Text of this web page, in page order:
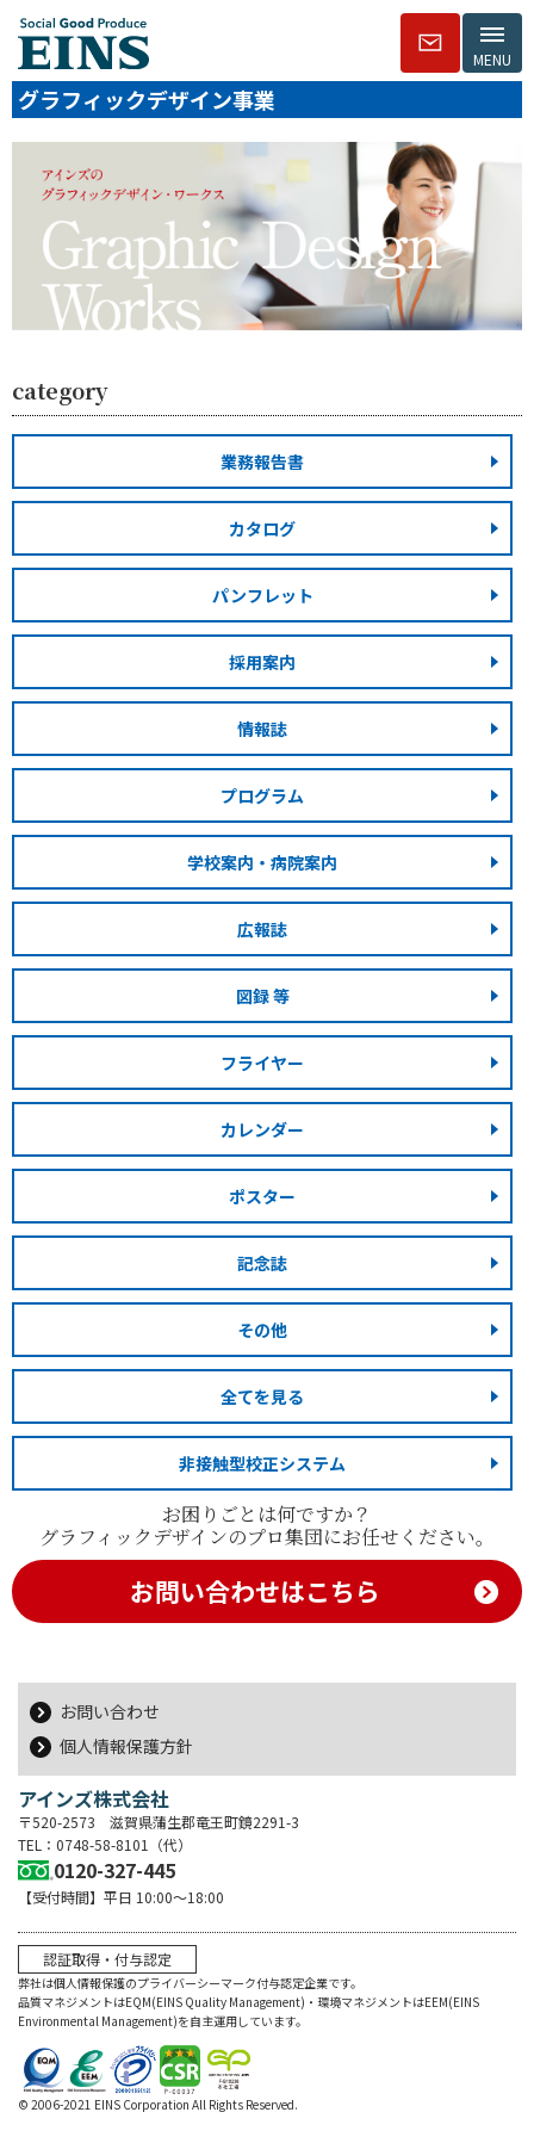
MENU
グラフィックデザイン事業
category
業務報告書
カタログ
パンフレット
採用案内
情報誌
プログラム
学校案内・病院案内
広報誌
図録 等
フライヤー
カレンダー
ポスター
記念誌
その他
全てを見る
非接触型校正システム
お困りごとは何ですか？
グラフィックデザインのプロ集団にお任せください。
お問い合わせはこちら
お問い合わせ
個人情報保護方針
アインズ株式会社
〒520-2573 滋賀県蒲生郡竜王町鏡2291-3
TEL：0748-58-8101（代）
0120-327-445
【受付時間】平日 10:00～18:00
認証取得・付与認定
弊社は個人情報保護のプライバーシーマーク付与認定企業です。
品質マネジメントはEQM(EINS Quality Management)・環境マネジメントはEEM(EINS
Environmental Management)を自主運用しています。
© 2006-2021 EINS Corporation All Rights Reserved.